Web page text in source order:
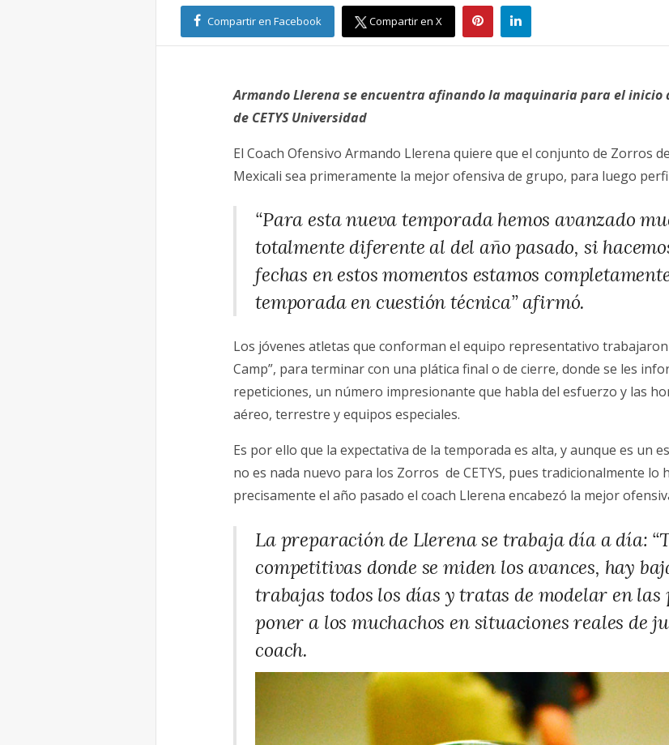
Compartir en Facebook Compartir en X
Armando Llerena se encuentra afinando la maquinaria para el inicio
de CETYS Universidad
El Coach Ofensivo Armando Llerena quiere que el conjunto de Zorros
Mexicali sea primeramente la mejor ofensiva de grupo, para luego
“Para esta nueva temporada hemos avanzado
totalmente diferente al del año pasado, si
fechas en estos momentos estamos
temporada en cuestión técnica” afirmó.
Los jóvenes atletas que conforman el equipo representativo
Camp”, para terminar con una plática final o de cierre, donde se les
repeticiones, un número impresionante que habla del esfuerzo y las
aéreo, terrestre y equipos especiales.
Es por ello que la expectativa de la temporada es alta, y aunque es un
no es nada nuevo para los Zorros de CETYS, pues tradicionalmente lo
precisamente el año pasado el coach Llerena encabezó la mejor
La preparación de Llerena se trabaja día a día:
competitivas donde se miden los avances, hay
trabajas todos los días y tratas de modelar en
poner a los muchachos en situaciones reales de
coach.